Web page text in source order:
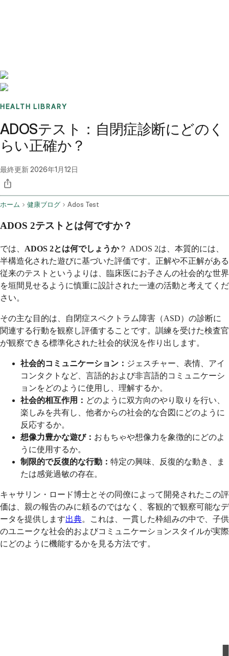
HEALTH LIBRARY
ADOSテスト：自閉症診断にどのく
らい正確か？
最終更新2026年1月12日
ホーム 健康ブログ Ados Test
ADOS 2テストとは何ですか？
では、 ADOS 2とは何でしょうか？ ADOS 2は、本質的には、
半構造化された遊びに基づいた評価です。正解や不正解がある
従来のテストというよりは、臨床医にお子さんの社会的な世界
を垣間見せるように慎重に設計された一連の活動と考えてくだ
さい。
その主な目的は、自閉症スペクトラム障害（ASD）の診断に
関連する行動を観察し評価することです。訓練を受けた検査官
が観察できる標準化された社会的状況を作り出します。
社会的コミュニケーション： ジェスチャー、表情、アイ
コンタクトなど、言語的および非言語的コミュニケーシ
ョンをどのように使用し、理解するか。
社会的相互作用： どのように双方向のやり取りを行い、
楽しみを共有し、他者からの社会的な合図にどのように
反応するか。
想像力豊かな遊び： おもちゃや想像力を象徴的にどのよ
うに使用するか。
制限的で反復的な行動： 特定の興味、反復的な動き、ま
たは感覚過敏の存在。
キャサリン・ロード博士とその同僚によって開発されたこの評
価は、親の報告のみに頼るのではなく、客観的で観察可能なデ
ータを提供します出典。これは、一貫した枠組みの中で、子供
のユニークな社会的およびコミュニケーションスタイルが実際
にどのように機能するかを見る方法です。